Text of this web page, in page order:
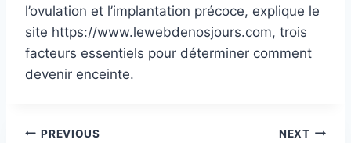
l’ovulation et l’implantation précoce, explique le
site https://www.lewebdenosjours.com, trois
facteurs essentiels pour déterminer comment
devenir enceinte.
PREVIOUS NEXT